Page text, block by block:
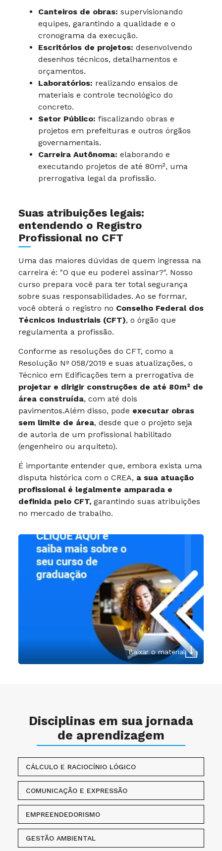
Canteiros de obras: supervisionando
equipes, garantindo a qualidade e o
cronograma da execução.
Escritórios de projetos: desenvolvendo
desenhos técnicos, detalhamentos e
orçamentos.
Laboratórios: realizando ensaios de
materiais e controle tecnológico do
concreto.
Setor Público: fiscalizando obras e
projetos em prefeituras e outros órgãos
governamentais.
Carreira Autônoma: elaborando e
executando projetos de até 80m², uma
prerrogativa legal da profissão.
Suas atribuições legais:
entendendo o Registro
Profissional no CFT
Uma das maiores dúvidas de quem ingressa na
carreira é: "O que eu poderei assinar?". Nosso
curso prepara você para ter total segurança
sobre suas responsabilidades. Ao se formar,
você obterá o registro no Conselho Federal dos
Técnicos Industriais (CFT), o órgão que
regulamenta a profissão.
Conforme as resoluções do CFT, como a
Resolução Nº 058/2019 e suas atualizações, o
Técnico em Edificações tem a prerrogativa de
projetar e dirigir construções de até 80m² de
área construída, com até dois
pavimentos.Além disso, pode executar obras
sem limite de área, desde que o projeto seja
de autoria de um profissional habilitado
(engenheiro ou arquiteto).
É importante entender que, embora exista uma
disputa histórica com o CREA, a sua atuação
profissional é legalmente amparada e
definida pelo CFT, garantindo suas atribuições
no mercado de trabalho.
Baixar o material
Disciplinas em sua jornada
de aprendizagem
CÁLCULO E RACIOCÍNIO LÓGICO
COMUNICAÇÃO E EXPRESSÃO
EMPREENDEDORISMO
GESTÃO AMBIENTAL